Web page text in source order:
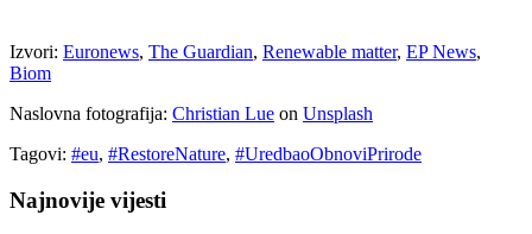
Izvori: Euronews, The Guardian, Renewable matter, EP News,
Biom
Naslovna fotografija: Christian Lue on Unsplash
Tagovi: #eu, #RestoreNature, #UredbaoObnoviPrirode
Najnovije vijesti